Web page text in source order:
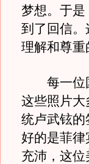
梦想。于
到了回信
理解和尊重
每一位国
这些照片
统卢武铉
好的是菲
充沛，这位